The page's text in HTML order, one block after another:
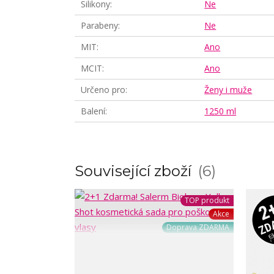
Silikony
Ne
Parabeny
Ne
MIT
Ano
MCIT
Ano
Určeno pro
Ženy i muže
Balení
1250 ml
Související zboží 6
TOP produkt
Akce
Doprava ZDARMA